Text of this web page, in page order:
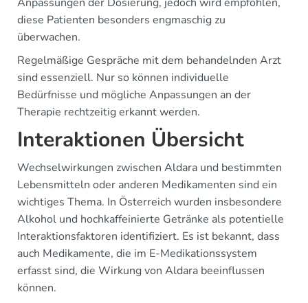
diese Patienten besonders engmaschig zu
überwachen.
Regelmäßige Gespräche mit dem behandelnden Arzt
sind essenziell. Nur so können individuelle
Bedürfnisse und mögliche Anpassungen an der
Therapie rechtzeitig erkannt werden.
Interaktionen Übersicht
Wechselwirkungen zwischen Aldara und bestimmten
Lebensmitteln oder anderen Medikamenten sind ein
wichtiges Thema. In Österreich wurden insbesondere
Alkohol und hochkaffeinierte Getränke als potentielle
Interaktionsfaktoren identifiziert. Es ist bekannt, dass
auch Medikamente, die im E-Medikationssystem
erfasst sind, die Wirkung von Aldara beeinflussen
können.